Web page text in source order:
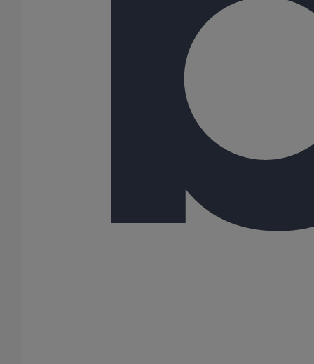
sur Collier de descente DN50